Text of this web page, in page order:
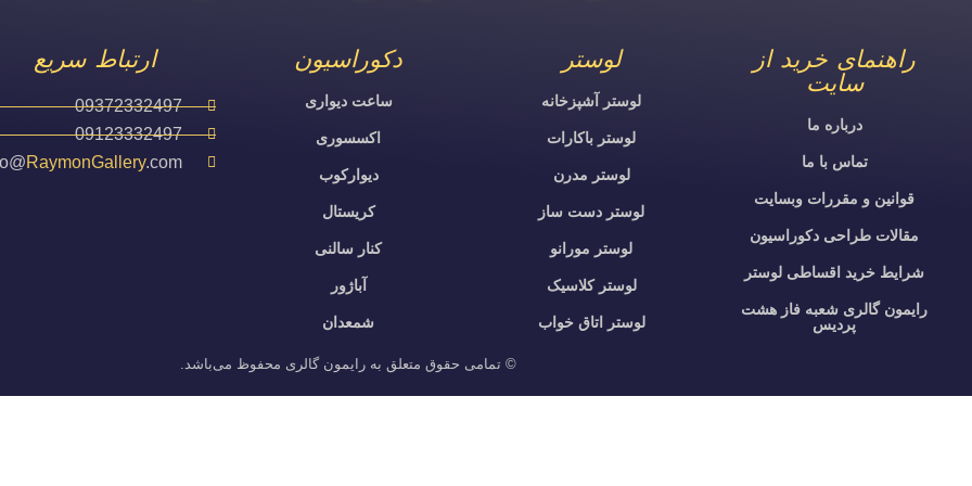
راهنمای خرید از
سایت
درباره ما
تماس با ما
قوانین و مقررات وبسایت
مقالات طراحی دکوراسیون
شرایط خرید اقساطی لوستر
رایمون گالری شعبه فاز هشت
پردیس
لوستر
لوستر آشپزخانه
لوستر باکارات
لوستر مدرن
لوستر دست ساز
لوستر مورانو
لوستر کلاسیک
لوستر اتاق خواب
دکوراسیون
ساعت دیواری
اکسسوری
دیوارکوب
کریستال
کنار سالنی
آباژور
شمعدان
ارتباط سریع
09372332497
09123332497
RaymonGallery.com
© تمامی حقوق متعلق به رایمون گالری محفوظ می‌باشد.